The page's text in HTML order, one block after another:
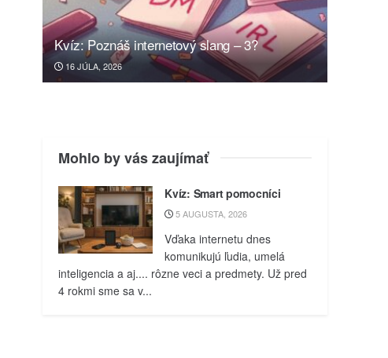
Kvíz: Poznáš internetový slang – 3?
16 JÚLA, 2026
Mohlo by vás zaujímať
Kvíz: Smart pomocníci
5 AUGUSTA, 2026
Vďaka internetu dnes
komunikujú ľudia, umelá
inteligencia a aj.... rôzne veci a predmety. Už pred
4 rokmi sme sa v...